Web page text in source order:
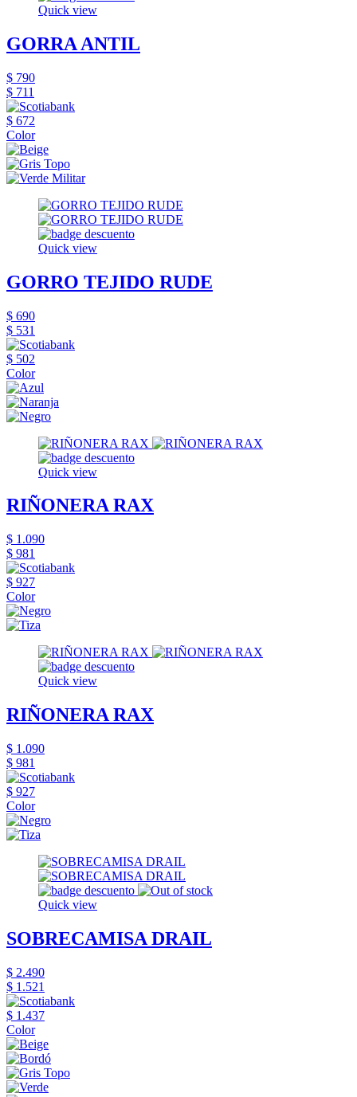
Quick view
GORRA ANTIL
$ 790
$ 711
$ 672
Color
Quick view
GORRO TEJIDO RUDE
$ 690
$ 531
$ 502
Color
Quick view
RIÑONERA RAX
$ 1.090
$ 981
$ 927
Color
Quick view
RIÑONERA RAX
$ 1.090
$ 981
$ 927
Color
Quick view
SOBRECAMISA DRAIL
$ 2.490
$ 1.521
$ 1.437
Color